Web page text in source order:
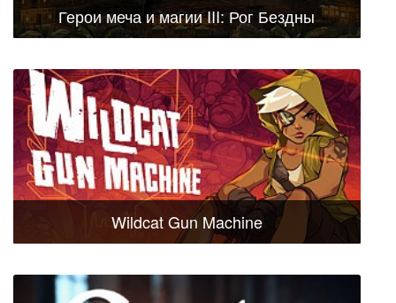
Герои меча и магии III: Рог Бездны
Wildcat Gun Machine